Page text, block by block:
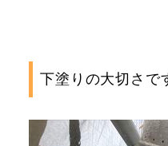
下塗りの大切さで